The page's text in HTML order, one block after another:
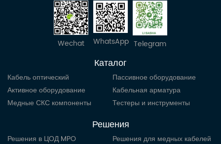
Wechat WhatsApp Telegram
Каталог
Кабель оптический
Пассивное оборудование
Активное оборудование
Кабельная арматура
Медные СКС компоненты
Тестеры и инструменты
Решения
Решения в ЦОД MPO Решения для медных кабелей